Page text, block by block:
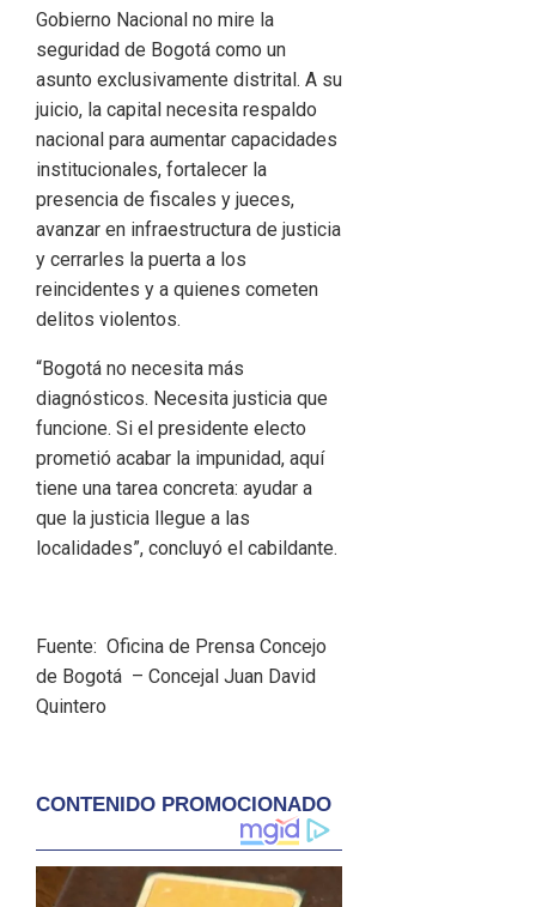
Gobierno Nacional no mire la
seguridad de Bogotá como un
asunto exclusivamente distrital. A su
juicio, la capital necesita respaldo
nacional para aumentar capacidades
institucionales, fortalecer la
presencia de fiscales y jueces,
avanzar en infraestructura de justicia
y cerrarles la puerta a los
reincidentes y a quienes cometen
delitos violentos.
“Bogotá no necesita más
diagnósticos. Necesita justicia que
funcione. Si el presidente electo
prometió acabar la impunidad, aquí
tiene una tarea concreta: ayudar a
que la justicia llegue a las
localidades”, concluyó el cabildante.
Fuente: Oficina de Prensa Concejo
de Bogotá – Concejal Juan David
Quintero